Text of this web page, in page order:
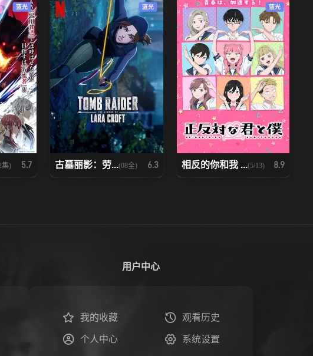
蓝光
集) 5.7
蓝光
古墓丽影：劳...(08全) 6.3
蓝光
相反的你和我 ...(5/13) 8.9
用户中心
我的收藏 观看历史
个人中心 系统设置